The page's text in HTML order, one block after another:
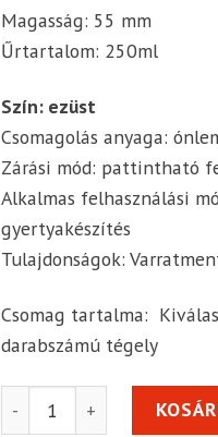
Magasság: 55 mm
Űrtartalom: 250ml
Szín: ezüst
Csomagolás anyaga:
Zárási mód: pattintható
Alkalmas felhasználási
gyertyakészítés
Tulajdonságok:
Csomag tartalma:
darabszámú tégely
Fém tégely tele tetővel,